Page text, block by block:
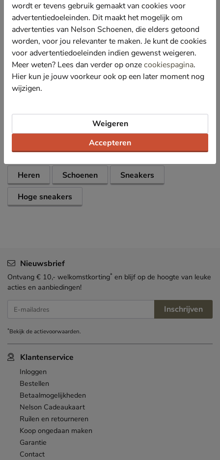
Gevoerd met textiel en voorzien van een gewatteerde
hielkap. Dit biedt meer zachtheid om de hiel en meer
comfort tijdens het lopen.
Bevat een OrthoLite-voetbed die langdurige demping
en een goede doorademing biedt.
Afgewerkt met een rubberen loopzool met
uitstekende grip.
Over Converse
Bekijk meer
Heren Schoenen
Sneakers
Hoge sneakers
Klantenservice
Inloggen
Bestellen
Betaalmogelijkheden
Nelson Cadeaukaart
Ruilen en retourneren
Koop ongedaan maken
Garantie
Contact
Nieuwsbrief
Ontvang € 10,- welkomstkorting* en blijf op de hoogte van leuke
acties en aanbiedingen!
E-mailadres Inschrijven
*Bekijk deactievoorwaarden.
wordt er tevens gebruik gemaakt van cookies voor
advertentiedoeleinden. Dit maakt het mogelijk om
advertenties van Nelson Schoenen, die elders getoond
worden, voor jou relevanter te maken. Je kunt de cookies
voor advertentiedoeleinden indien gewenst weigeren.
Meer weten? Lees dan verder op onzecookiespagina.
Hier kun je jouw voorkeur ook op een later moment nog
wijzigen.
Accepteren
Weigeren